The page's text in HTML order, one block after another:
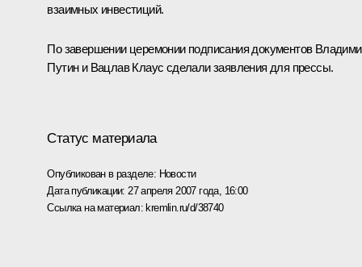
взаимных инвестиций.
По завершении церемонии подписания документов
Путин и Вацлав Клаус сделали заявления для прессы.
Статус материала
Опубликован в разделе: Новости
Дата публикации: 27 апреля 2007 года, 16:00
Ссылка на материал:kremlin.ru/d/38740